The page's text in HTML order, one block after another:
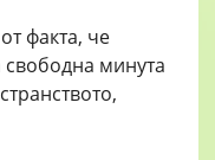
факта, че
свободна минута